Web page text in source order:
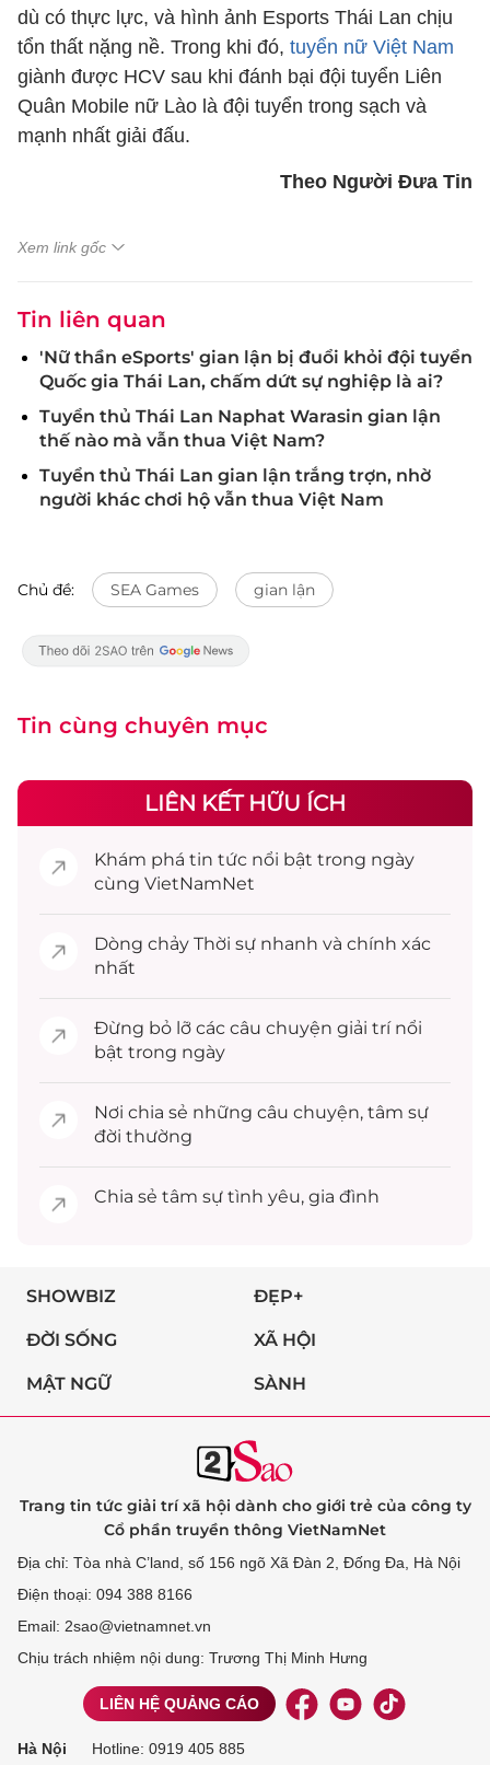
dù có thực lực, và hình ảnh Esports Thái Lan chịu
tổn thất nặng nề. Trong khi đó, tuyển nữ Việt Nam
giành được HCV sau khi đánh bại đội tuyển Liên
Quân Mobile nữ Lào là đội tuyển trong sạch và
mạnh nhất giải đấu.
Theo Người Đưa Tin
Xem link gốc
Tin liên quan
'Nữ thần eSports' gian lận bị đuổi khỏi đội tuyển
Quốc gia Thái Lan, chấm dứt sự nghiệp là ai?
Tuyển thủ Thái Lan Naphat Warasin gian lận
thế nào mà vẫn thua Việt Nam?
Tuyển thủ Thái Lan gian lận trắng trợn, nhờ
người khác chơi hộ vẫn thua Việt Nam
Chủ đề: SEA Games gian lận
Tin cùng chuyên mục
LIÊN KẾT HỮU ÍCH
Khám phá tin tức nổi bật trong ngày
cùng VietNamNet
Dòng chảy Thời sự nhanh và chính xác
nhất
Đừng bỏ lỡ các câu chuyện giải trínổi
bật trong ngày
Nơi chia sẻ những câu chuyện, tâm sự
đời thường
Chia sẻ tâm sự tình yêu, gia đình
SHOWBIZ ĐẸP+
ĐỜI SỐNG XÃ HỘI
MẬT NGỮ SÀNH
Trang tin tức giải trí xã hội dành cho giới trẻ của công ty
Cổ phần truyền thông VietNamNet
Địa chỉ: Tòa nhà C’land, số 156 ngõ Xã Đàn 2, Đống Đa, Hà Nội
Điện thoại: 094 388 8166
Email: 2sao@vietnamnet.vn
Chịu trách nhiệm nội dung: Trương Thị Minh Hưng
LIÊN HỆ QUẢNG CÁO
Hà Nội Hotline: 0919 405 885